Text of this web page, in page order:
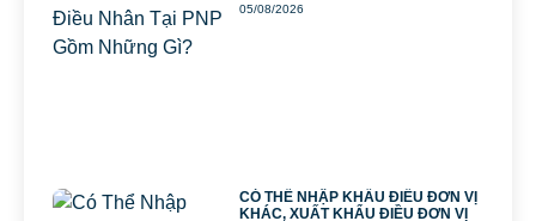
05/08/2026
CÓ THỂ NHẬP KHẨU ĐIỀU ĐƠN VỊ
KHÁC, XUẤT KHẨU ĐIỀU ĐƠN VỊ